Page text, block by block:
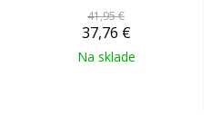
41,95 €
37,76 €
Na sklade